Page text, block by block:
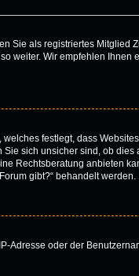
Sie als registriertes Mitglied
weiter. Wir empfehlen Ihnen
festlegt, dass
sich unsicher sind, ob dies
Rechtsberatung anbieten
gibt?“ behandelt werden.
Adresse oder der